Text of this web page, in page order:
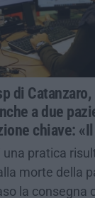
di
a due
chiave: «Il
una pratica
morte della
la consegna